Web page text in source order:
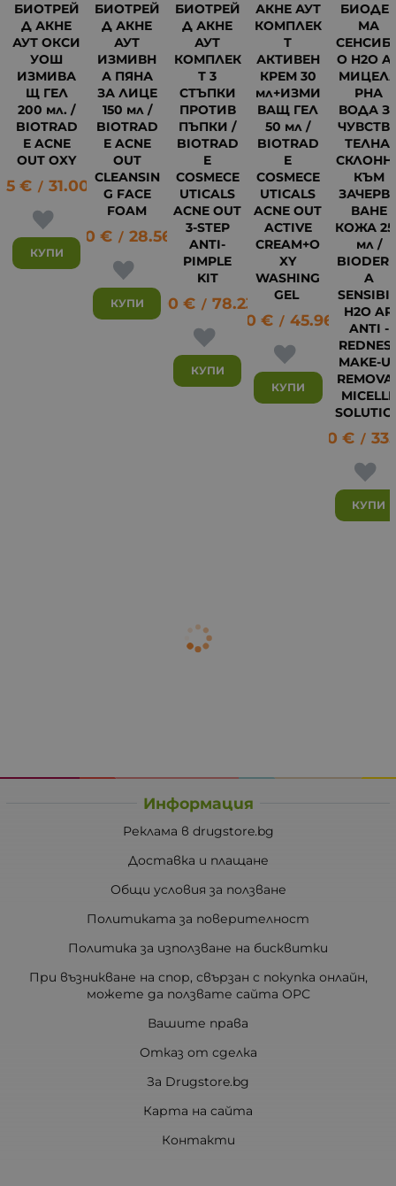
БИОТРЕЙ
Д АКНЕ
АУТ ОКСИ
УОШ
ИЗМИВА
Щ ГЕЛ
200 мл. /
BIOTRAD
E ACNE
OUT OXY
€ / 31.00 лв.
КУПИ
БИОТРЕЙ
Д АКНЕ
АУТ
ИЗМИВН
А ПЯНА
ЗА ЛИЦЕ
150 мл /
BIOTRAD
E ACNE
OUT
CLEANSIN
G FACE
FOAM
14.60 € / 28.56 лв.
КУПИ
БИОТРЕЙ
Д АКНЕ
АУТ
КОМПЛЕК
Т 3
СТЪПКИ
ПРОТИВ
ПЪПКИ /
BIOTRAD
E
COSMECE
UTICALS
ACNE OUT
3-STEP
ANTI-
PIMPLE
KIT
40.00 € / 78.23 лв.
КУПИ
АКНЕ АУТ
КОМПЛЕК
Т
АКТИВЕН
КРЕМ 30
мл+ИЗМИ
ВАЩ ГЕЛ
50 мл /
BIOTRAD
E
COSMECE
UTICALS
ACNE OUT
ACTIVE
CREAM+O
XY
WASHING
GEL
23.50 € / 45.96 лв.
КУПИ
МА
О H2O
РНА
ВОДА
ТЕЛНА,
КЪМ
ВАНЕ
КОЖА
мл /
A
H2O AR
ANTI -
MAKE-
MICELLE
16.90 € /
КУПИ
Информация
Реклама в drugstore.bg
Доставка и плащане
Общи условия за ползване
Политиката за поверителност
Политика за използване на бисквитки
При възникване на спор, свързан с покупка онлайн,
можете да ползвате сайта ОРС
Вашите права
Отказ от сделка
За Drugstore.bg
Карта на сайта
Контакти